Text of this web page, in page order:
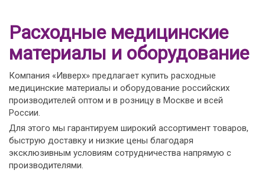
Расходные медицинские
материалы и оборудование
Компания «Ивверх» предлагает купить расходные
медицинские материалы и оборудование российских
производителей оптом и в розницу в Москве и всей
России.
Для этого мы гарантируем широкий ассортимент товаров,
быструю доставку и низкие цены благодаря
эксклюзивным условиям сотрудничества напрямую с
производителями.